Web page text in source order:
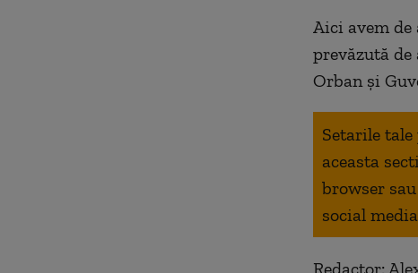
Aici avem
prevăzută
Orban și
Setarile
aceasta
browser
social media
Redactor: